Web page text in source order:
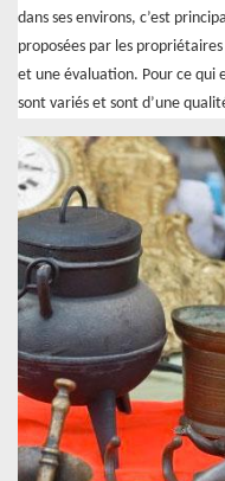
dans ses environs, c’est
proposées par les
et une évaluation. Pour ce qui
sont variés et sont d’une